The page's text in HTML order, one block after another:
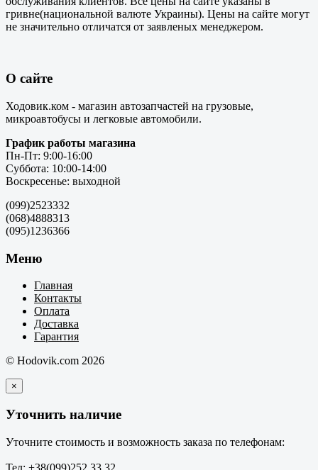
гривне(национальной валюте Украины). Цены на сайте могут
не значительно отличатся от заявленых менеджером.
О сайте
Ходовик.ком - магазин автозапчастей на грузовые,
микроавтобусы и легковые автомобили.
График работы магазина
Пн-Пт: 9:00-16:00
Суббота: 10:00-14:00
Воскресенье: выходной
(099)2523332
(068)4888313
(095)1236366
Меню
Главная
Контакты
Оплата
Доставка
Гарантия
© Hodovik.com 2026
×
Уточнить наличие
Уточните стоимость и возможность заказа по телефонам:
Тел: +38(099)252 33 32